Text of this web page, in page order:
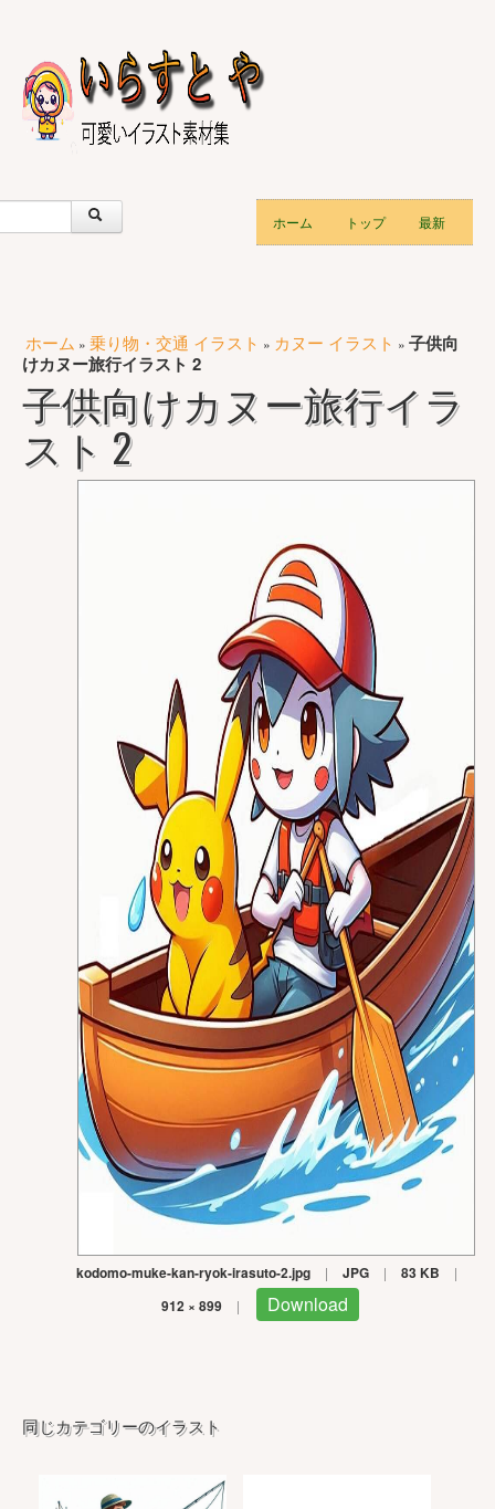
ホーム トップ 最新
ホーム » 乗り物・交通 イラスト » カヌー イラスト » 子供向
けカヌー旅行イラスト 2
子供向けカヌー旅行イラ
スト 2
kodomo-muke-kan-ryok-irasuto-2.jpg | JPG | 83 KB |
912 × 899 | Download
同じカテゴリーのイラスト